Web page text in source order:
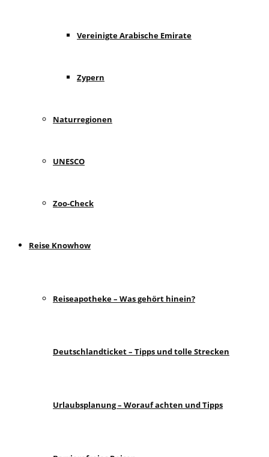
Vereinigte Arabische Emirate
Zypern
Naturregionen
UNESCO
Zoo-Check
Reise Knowhow
Reiseapotheke – Was gehört hinein?
Deutschlandticket – Tipps und tolle Strecken
Urlaubsplanung – Worauf achten und Tipps